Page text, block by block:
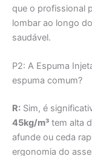
que o profissional
lombar ao longo
saudável.
P2: A Espuma
espuma comum?
R: Sim, é
45kg/m³ tem alta
afunde ou ceda
ergonomia do